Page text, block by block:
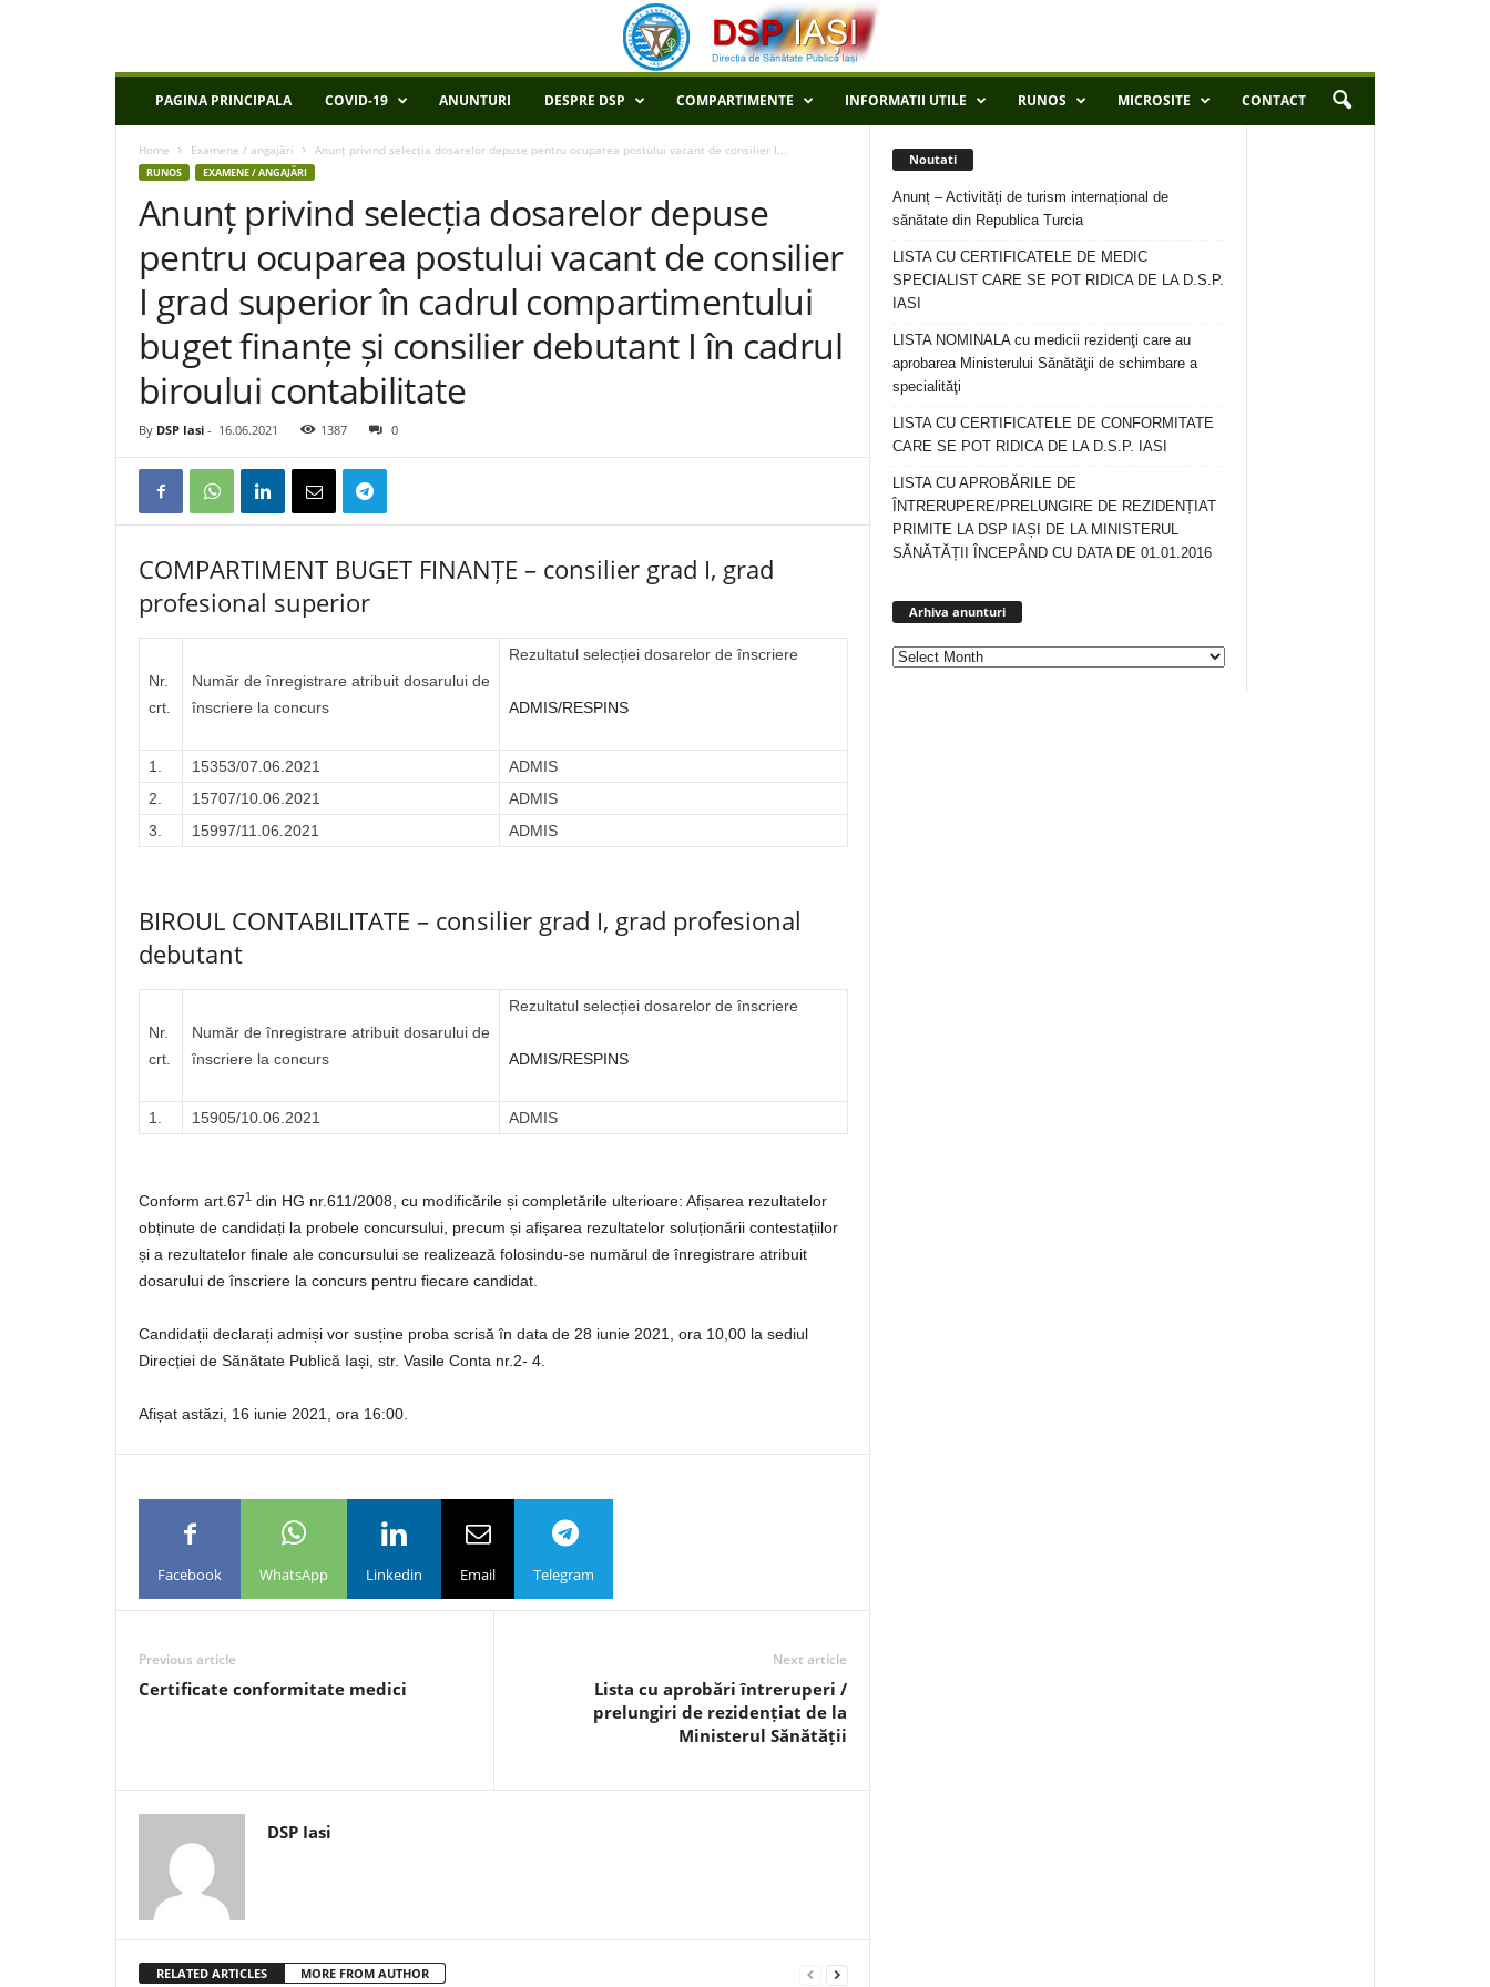
P
PAGINA PRINCIPALA COVID-19 ANUNTURI DESPRE DSP COMPARTIMENTE INFORMATII UTILE RUNOS MICROSITE CONTACT
Home Examene / angajări Anunț privind selecția dosarelor depuse pentru ocuparea postului vacant de consilier I...
RUNOS EXAMENE / ANGAJĂRI
Anunț privind selecția dosarelor depuse
pentru ocuparea postului vacant de consilier
I grad superior în cadrul compartimentului
buget finanțe și consilier debutant I în cadrul
biroului contabilitate
By DSP Iasi - 16.06.2021 1387 0
COMPARTIMENT BUGET FINANȚE – consilier grad I, grad
profesional superior
Nr.
crt.
Număr de înregistrare atribuit dosarului de
înscriere la concurs
Rezultatul selecției dosarelor de înscriere
ADMIS/RESPINS
1. 15353/07.06.2021
ADMIS
2.
15707/10.06.2021
ADMIS
3.
15997/11.06.2021 ADMIS
BIROUL CONTABILITATE – consilier grad I, grad profesional
debutant
Nr.
crt.
Număr de înregistrare atribuit dosarului de
înscriere la concurs
Rezultatul selecției dosarelor de înscriere
ADMIS/RESPINS
1. 15905/10.06.2021 ADMIS
Conform art.671 din HG nr.611/2008, cu modificările și completările ulterioare: Afișarea rezultatelor
obținute de candidați la probele concursului, precum și afișarea rezultatelor soluționării contestațiilor
și a rezultatelor finale ale concursului se realizează folosindu-se numărul de înregistrare atribuit
dosarului de înscriere la concurs pentru fiecare candidat.
Candidații declarați admiși vor susține proba scrisă în data de 28 iunie 2021, ora 10,00 la sediul
Direcției de Sănătate Publică Iași, str. Vasile Conta nr.2- 4.
Afișat astăzi, 16 iunie 2021, ora 16:00.
Facebook WhatsApp Linkedin Email Telegram
Previous article
Certificate conformitate medici
Next article
Lista cu aprobări întreruperi /
prelungiri de rezidențiat de la
Ministerul Sănătății
DSP Iasi
RELATED ARTICLES MORE FROM AUTHOR
Noutati
Anunț – Activități de turism internațional de
sănătate din Republica Turcia
LISTA CU CERTIFICATELE DE MEDIC
SPECIALIST CARE SE POT RIDICA DE LA D.S.P.
IASI
LISTA NOMINALA cu medicii rezidenţi care au
aprobarea Ministerului Sănătăţii de schimbare a
specialităţi
LISTA CU CERTIFICATELE DE CONFORMITATE
CARE SE POT RIDICA DE LA D.S.P. IASI
LISTA CU APROBĂRILE DE
ÎNTRERUPERE/PRELUNGIRE DE REZIDENȚIAT
PRIMITE LA DSP IAȘI DE LA MINISTERUL
SĂNĂTĂȚII ÎNCEPÂND CU DATA DE 01.01.2016
Arhiva anunturi